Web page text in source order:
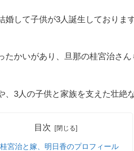
して子供が3人誕生しておりま
かいがあり、旦那の桂宮治さ
3人の子供と家族を支えた壮絶
目次
桂宮治と嫁、明日香のプロフィール